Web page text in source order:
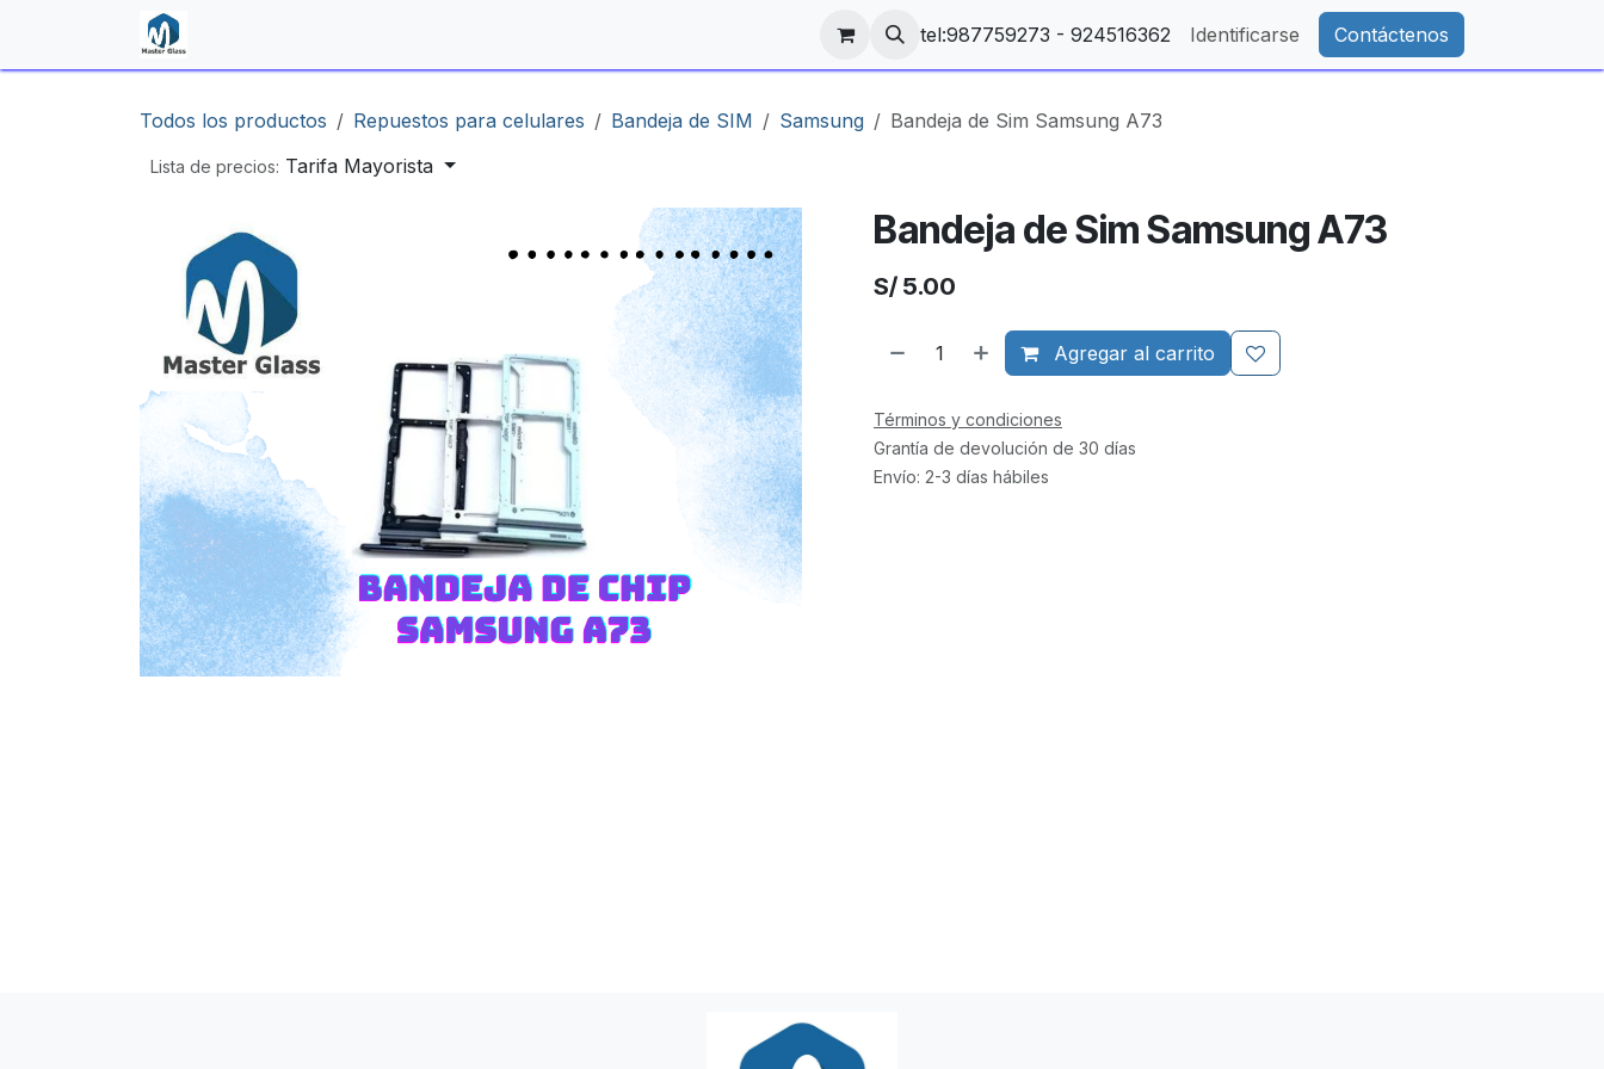
tel:987759273 - 924516362 Identificarse Contáctenos
Todos los productos Repuestos para celulares Bandeja de SIM Samsung Bandeja de Sim Samsung A73
Lista de precios: Tarifa Mayorista
Bandeja de Sim Samsung A73
S/ 5.00
Agregar al carrito
Términos y condiciones
Grantía de devolución de 30 días
Envío: 2-3 días hábiles